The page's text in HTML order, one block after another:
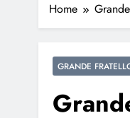
Home
GRANDE